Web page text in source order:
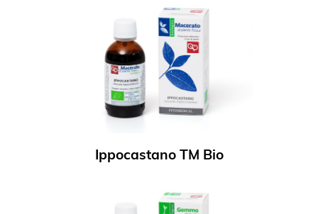
Ippocastano TM Bio